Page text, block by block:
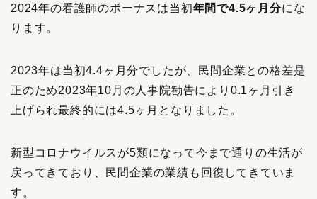
2024年の看護師のボーナスは当初年間で4.5ヶ月分にな
ります。
2023年は当初4.4ヶ月分でしたが、民間企業との格差是
正のため2023年10月の人事院勧告により0.1ヶ月引き
上げられ最終的には4.5ヶ月となりました。
新型コロナウイルスが5類になって今まで通りの生活が
戻ってきており、民間企業の業績も回復してきていま
す。